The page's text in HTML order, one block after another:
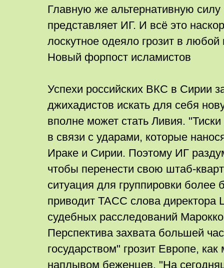
Главную же альтернативную силу
представляет ИГ. И всё это
лоскутное одеяло грозит в
Новый форпост исламистов
Успехи российских ВКС в Сирии
джихадистов искать для себя
вполне может стать Ливия.
в связи с ударами, которые
Ираке и Сирии. Поэтому ИГ
чтобы перенести свою штаб-
ситуация для группировки более
приводит ТАСС слова директора
судебных расследований
Перспектива захвата большей
государством" грозит Европе,
наплывом беженцев. "На